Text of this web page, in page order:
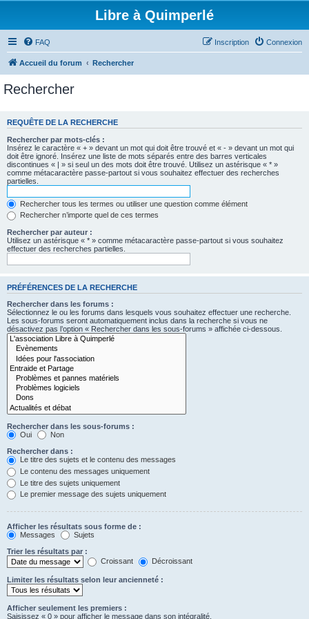
Libre à Quimperlé
FAQ Connexion
Inscription
Accueil du forum Rechercher
Rechercher
REQUÊTE DE LA RECHERCHE
Rechercher par mots-clés :
Insérez le caractère « + » devant un mot qui doit être trouvé et « - » devant un mot qui
doit être ignoré. Insérez une liste de mots séparés entre des barres verticales
discontinues « | » si seul un des mots doit être trouvé. Utilisez un astérisque « * »
comme métacaractère passe-partout si vous souhaitez effectuer des recherches
partielles.
Rechercher tous les termes ou utiliser une question comme élément
Rechercher n’importe quel de ces termes
Rechercher par auteur :
Utilisez un astérisque « * » comme métacaractère passe-partout si vous souhaitez
effectuer des recherches partielles.
PRÉFÉRENCES DE LA RECHERCHE
Rechercher dans les forums :
Sélectionnez le ou les forums dans lesquels vous souhaitez effectuer une recherche.
Les sous-forums seront automatiquement inclus dans la recherche si vous ne
désactivez pas l’option « Rechercher dans les sous-forums » affichée ci-dessous.
Rechercher dans les sous-forums :
Oui
Non
Rechercher dans :
Le titre des sujets et le contenu des messages
Le contenu des messages uniquement
Le titre des sujets uniquement
Le premier message des sujets uniquement
Afficher les résultats sous forme de :
Messages
Sujets
Trier les résultats par :
Croissant
Décroissant
Limiter les résultats selon leur ancienneté :
Afficher seulement les premiers :
Saisissez « 0 » pour afficher le message dans son intégralité.